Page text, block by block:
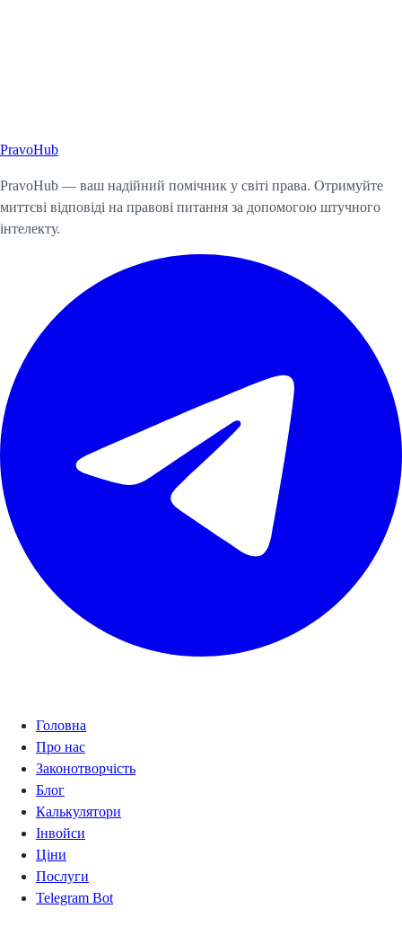
Почати консультацію
PravoHub
PravoHub — ваш надійний помічник у світі права. Отримуйте
миттєві відповіді на правові питання за допомогою штучного
інтелекту.
Головна
Про нас
Законотворчість
Блог
Калькулятори
Інвойси
Ціни
Послуги
Telegram Bot